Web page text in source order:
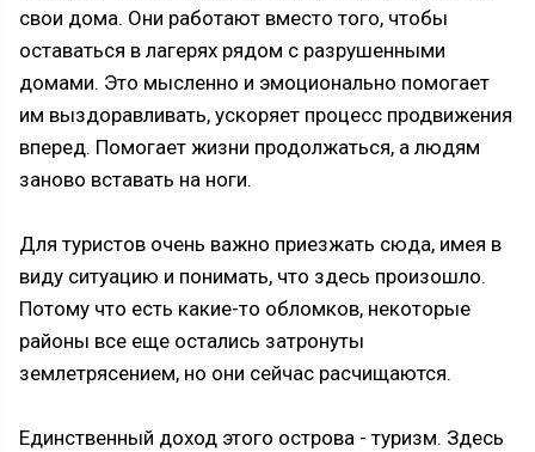
свои дома. Они работают вместо того, чтобы
оставаться в лагерях рядом с разрушенными
домами. Это мысленно и эмоционально помогает
им выздоравливать, ускоряет процесс продвижения
вперед. Помогает жизни продолжаться, а людям
заново вставать на ноги.
Для туристов очень важно приезжать сюда, имея в
виду ситуацию и понимать, что здесь произошло.
Потому что есть какие-то обломков, некоторые
районы все еще остались затронуты
землетрясением, но они сейчас расчищаются.
Единственный доход этого острова - туризм. Здесь